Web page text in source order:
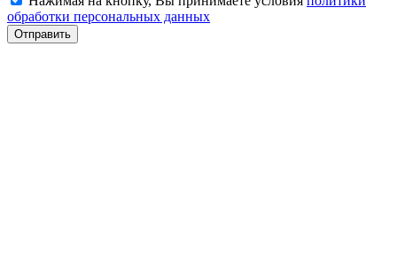
обработки персональных данных
Отправить